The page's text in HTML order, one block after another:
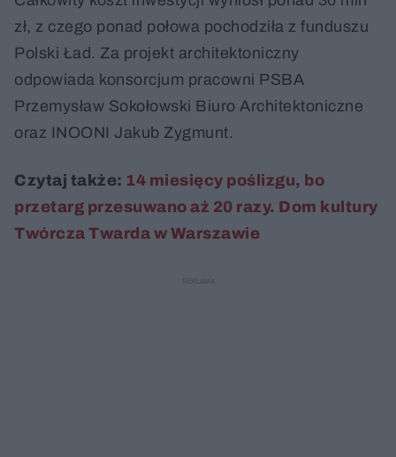
zł, z czego ponad połowa pochodziła z funduszu
Polski Ład. Za projekt architektoniczny
odpowiada konsorcjum pracowni PSBA
Przemysław Sokołowski Biuro Architektoniczne
oraz INOONI Jakub Zygmunt.
Czytaj także: 14 miesięcy poślizgu, bo
przetarg przesuwano aż 20 razy. Dom kultury
Twórcza Twarda w Warszawie